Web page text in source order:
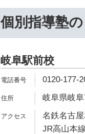
個別指導塾
岐阜駅前校
0120-177-
岐阜県岐
名鉄名古
JR高山本